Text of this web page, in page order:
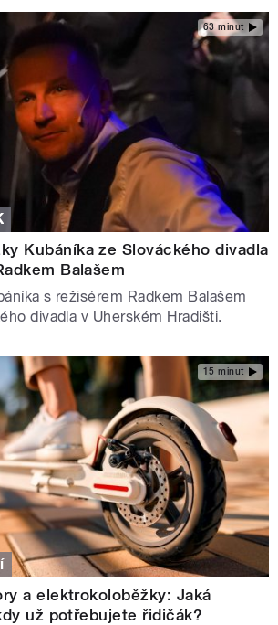
63 minut
Kubáníka ze Slováckého divadla
Balašem
s režisérem Radkem Balašem
divadla v Uherském Hradišti.
15 minut
a elektrokoloběžky: Jaká
už potřebujete řidičák?